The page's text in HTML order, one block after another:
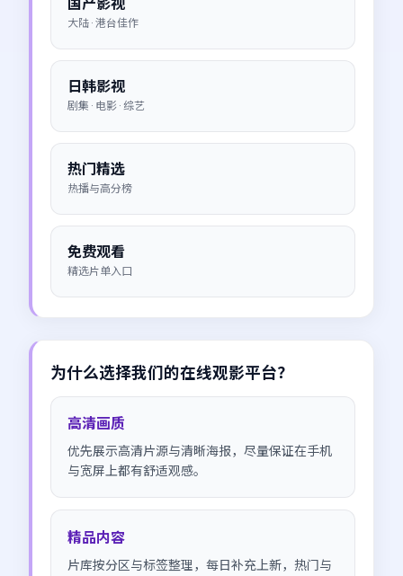
国产影视
大陆 · 港台佳作
日韩影视
剧集 · 电影 · 综艺
热门精选
热播与高分榜
免费观看
精选片单入口
为什么选择我们的在线观影平台？
高清画质
优先展示高清片源与清晰海报，尽量保证在手机
与宽屏上都有舒适观感。
精品内容
片库按分区与标签整理，每日补充上新，热门与